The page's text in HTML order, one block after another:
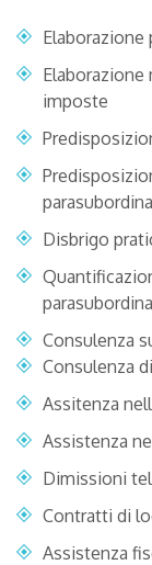
imposte
Disbrigo
Consulenza
Consulenza
Assitenza
Assistenza
Dimissioni
Contratti di
Assistenza